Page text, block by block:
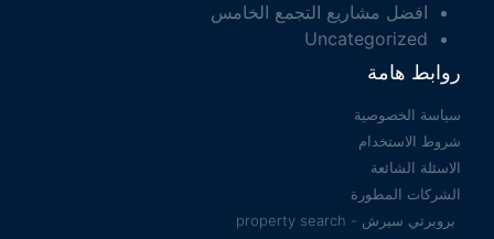
افضل مشاريع التجمع الخامس
Uncategorized
روابط هامة
سياسة الخصوصية
شروط الاستخدام
الاسئلة الشائعة
الشركات المطورة
بروبرتي سيرش - property search